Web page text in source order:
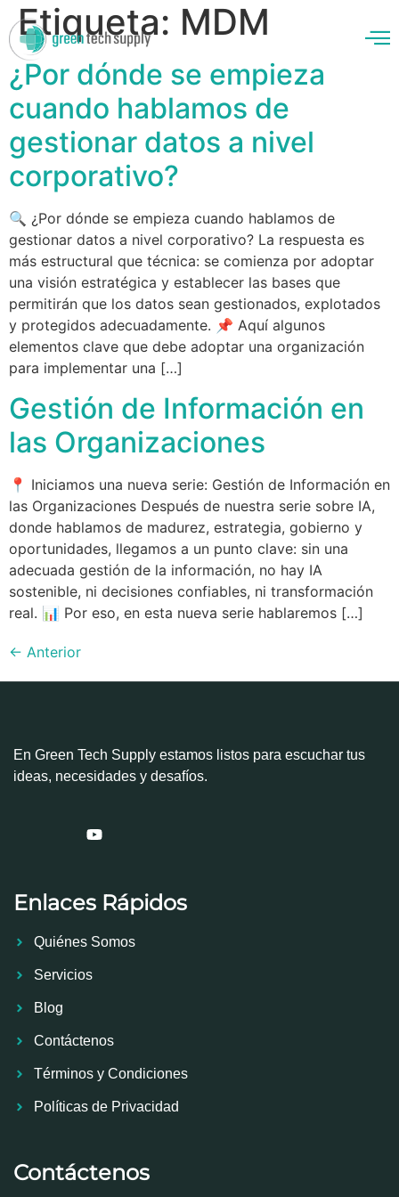
Etiqueta: MDM
¿Por dónde se empieza
cuando hablamos de
gestionar datos a nivel
corporativo?
🔍 ¿Por dónde se empieza cuando hablamos de
gestionar datos a nivel corporativo? La respuesta es
más estructural que técnica: se comienza por adoptar
una visión estratégica y establecer las bases que
permitirán que los datos sean gestionados, explotados
y protegidos adecuadamente. 📌 Aquí algunos
elementos clave que debe adoptar una organización
para implementar una […]
Gestión de Información en
las Organizaciones
📍 Iniciamos una nueva serie: Gestión de Información en
las Organizaciones Después de nuestra serie sobre IA,
donde hablamos de madurez, estrategia, gobierno y
oportunidades, llegamos a un punto clave: sin una
adecuada gestión de la información, no hay IA
sostenible, ni decisiones confiables, ni transformación
real. 📊 Por eso, en esta nueva serie hablaremos […]
← Anterior
En Green Tech Supply estamos listos para escuchar tus
ideas, necesidades y desafíos.
Enlaces Rápidos
Quiénes Somos
Servicios
Blog
Contáctenos
Términos y Condiciones
Políticas de Privacidad
Contáctenos